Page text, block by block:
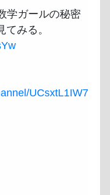
学ガールの秘密
UCsxtL1IW7